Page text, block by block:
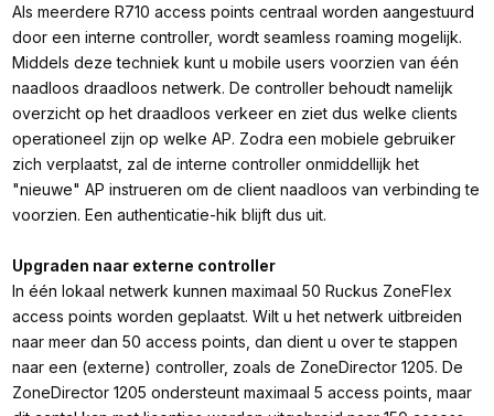
Als meerdere R710 access points centraal worden aangestuurd
door een interne controller, wordt seamless roaming mogelijk.
Middels deze techniek kunt u mobile users voorzien van één
naadloos draadloos netwerk. De controller behoudt namelijk
overzicht op het draadloos verkeer en ziet dus welke clients
operationeel zijn op welke AP. Zodra een mobiele gebruiker
zich verplaatst, zal de interne controller onmiddellijk het
"nieuwe" AP instrueren om de client naadloos van verbinding te
voorzien. Een authenticatie-hik blijft dus uit.
Upgraden naar externe controller
In één lokaal netwerk kunnen maximaal 50 Ruckus ZoneFlex
access points worden geplaatst. Wilt u het netwerk uitbreiden
naar meer dan 50 access points, dan dient u over te stappen
naar een (externe) controller, zoals de ZoneDirector 1205. De
ZoneDirector 1205 ondersteunt maximaal 5 access points, maar